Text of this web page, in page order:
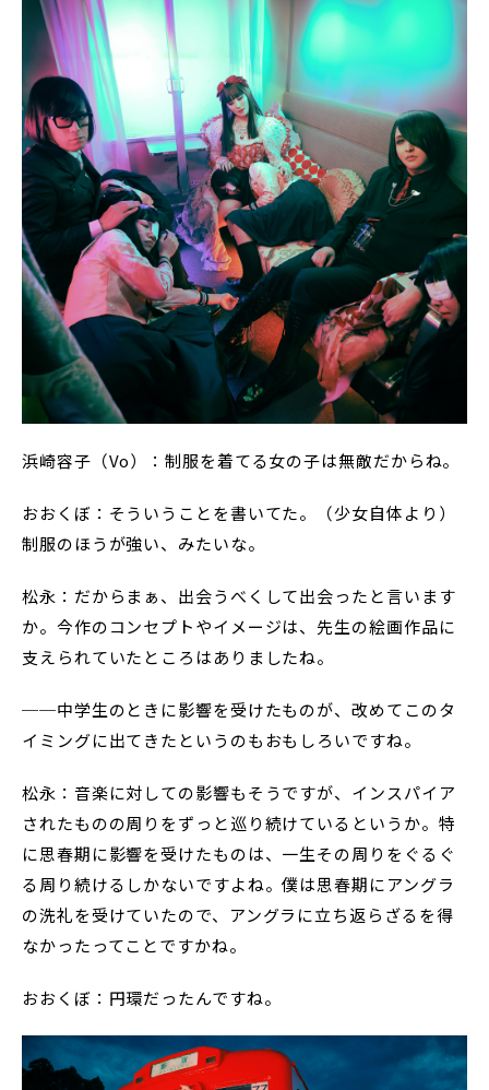
浜崎容子（Vo）：制服を着てる女の子は無敵だからね。
おおくぼ：そういうことを書いてた。（少女自体より）
制服のほうが強い、みたいな。
松永：だからまぁ、出会うべくして出会ったと言います
か。今作のコンセプトやイメージは、先生の絵画作品に
支えられていたところはありましたね。
──中学生のときに影響を受けたものが、改めてこのタ
イミングに出てきたというのもおもしろいですね。
松永：音楽に対しての影響もそうですが、インスパイア
されたものの周りをずっと巡り続けているというか。特
に思春期に影響を受けたものは、一生その周りをぐるぐ
る周り続けるしかないですよね。僕は思春期にアングラ
の洗礼を受けていたので、アングラに立ち返らざるを得
なかったってことですかね。
おおくぼ：円環だったんですね。